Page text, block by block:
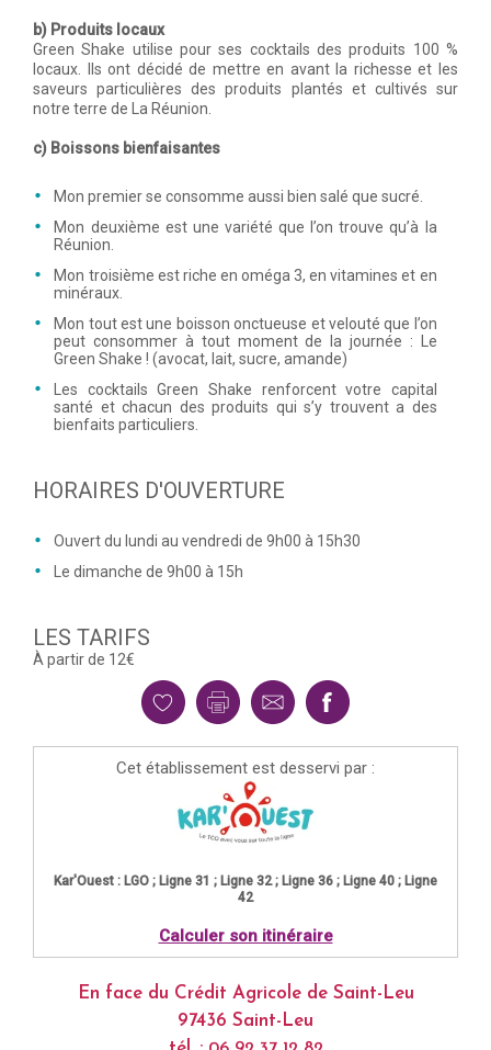
b) Produits locaux
Green Shake utilise pour ses cocktails des produits 100 %
locaux. Ils ont décidé de mettre en avant la richesse et les
saveurs particulières des produits plantés et cultivés sur
notre terre de La Réunion.
c) Boissons bienfaisantes
Mon premier se consomme aussi bien salé que sucré.
Mon deuxième est une variété que l’on trouve qu’à la
Réunion.
Mon troisième est riche en oméga 3, en vitamines et en
minéraux.
Mon tout est une boisson onctueuse et velouté que l’on
peut consommer à tout moment de la journée : Le
Green Shake ! (avocat, lait, sucre, amande)
Les cocktails Green Shake renforcent votre capital
santé et chacun des produits qui s’y trouvent a des
bienfaits particuliers.
HORAIRES D'OUVERTURE
Ouvert du lundi au vendredi de 9h00 à 15h30
Le dimanche de 9h00 à 15h
LES TARIFS
À partir de 12€
Cet établissement est desservi par :
Kar'Ouest : LGO ; Ligne 31 ; Ligne 32 ; Ligne 36 ; Ligne 40 ; Ligne
42
Calculer son itinéraire
En face du Crédit Agricole de Saint-Leu
97436 Saint-Leu